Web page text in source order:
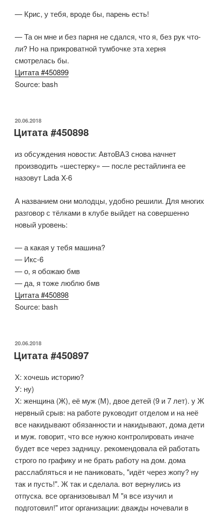
— Крис, у тебя, вроде бы, парень есть!
— Та он мне и без парня не сдался, что я, без рук что-
ли? Но на прикроватной тумбочке эта херня
смотрелась бы.
Цитата #450899
Source: bash
ОПУБЛИКОВАНО
20.06.2018
Цитата #450898
из обсуждения новости: АвтоВАЗ снова начнет
производить «шестерку» — после рестайлинга ее
назовут Lada X-6
А названием они молодцы, удобно решили. Для многих
разговор с тёлками в клубе выйдет на совершенно
новый уровень:
— а какая у тебя машина?
— Икс-6
— о, я обожаю бмв
— да, я тоже люблю бмв
Цитата #450898
Source: bash
ОПУБЛИКОВАНО
20.06.2018
Цитата #450897
Х: хочешь историю?
У: ну)
Х: женщина (Ж), её муж (М), двое детей (9 и 7 лет). у Ж
нервный срыв: на работе руководит отделом и на неё
все накидывают обязанности и накидывают, дома дети
и муж. говорит, что все нужно контролировать иначе
будет все через задницу. рекомендовала ей работать
строго по графику и не брать работу на дом. дома
расслабляться и не паниковать, "идёт через жопу? ну
так и пусть!". Ж так и сделала. вот вернулись из
отпуска. все организовывал М "я все изучил и
подготовил!" итог организации: дважды ночевали в